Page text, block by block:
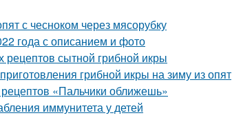
с чесноком через мясорубку
года с описанием и фото
рецептов сытной грибной икры
грибной икры на зиму из опят
«Пальчики оближешь»
иммунитета у детей